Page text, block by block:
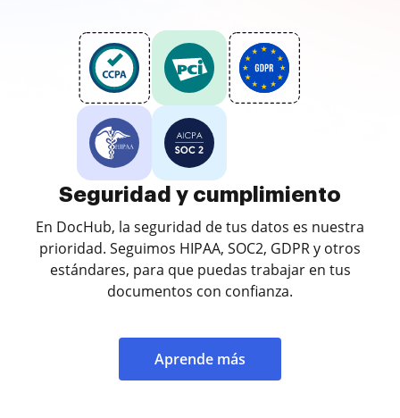
Seguridad y cumplimiento
En DocHub, la seguridad de tus datos es nuestra
prioridad. Seguimos HIPAA, SOC2, GDPR y otros
estándares, para que puedas trabajar en tus
documentos con confianza.
Aprende más